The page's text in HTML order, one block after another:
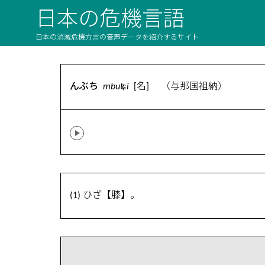
日本の危機言語
日本の消滅危機方言の音声データを紹介するサイト
んぶち mbuʨi [名] （与那国祖納）
(1) ひざ【膝】。